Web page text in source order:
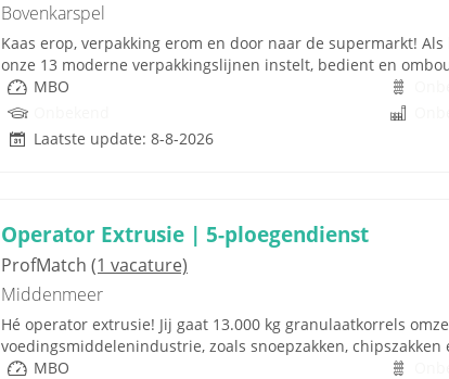
Bovenkarspel
Kaas erop, verpakking erom en door naar de supermarkt!
onze 13 moderne verpakkingslijnen instelt, bedient en
MBO
Laatste update: 8-8-2026
Operator Extrusie | 5-ploegendienst
ProfMatch (1 vacature)
Middenmeer
Hé operator extrusie! Jij gaat 13.000 kg granulaatkorrels
voedingsmiddelenindustrie, zoals snoepzakken,
MBO